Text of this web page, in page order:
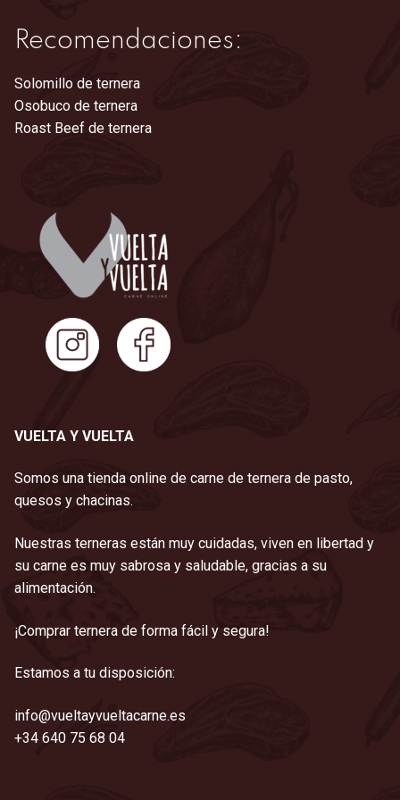
Recomendaciones:
Solomillo de ternera
Osobuco de ternera
Roast Beef de ternera
VUELTA Y VUELTA
Somos una tienda online de carne de ternera de pasto,
quesos y chacinas.
Nuestras terneras están muy cuidadas, viven en libertad y
su carne es muy sabrosa y saludable, gracias a su
alimentación.
¡Comprar ternera de forma fácil y segura!
Estamos a tu disposición:
info@vueltayvueltacarne.es
+34 640 75 68 04